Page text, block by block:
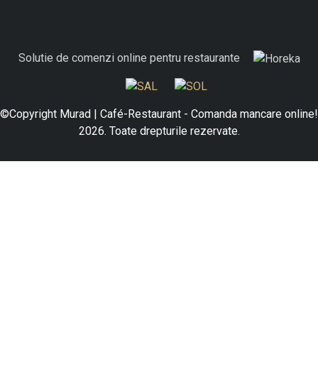
Solutie de comenzi online pentru restaurante
©Copyright Murad | Café-Restaurant - Comanda mancare online!
2026. Toate drepturile rezervate.